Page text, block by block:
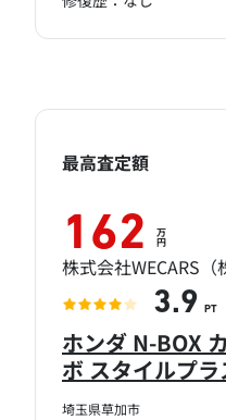
埼玉県草加市
ホンダ N-BOX
ボ スタイルプ
最高査定額
162 万
円
株式会社WECARS
3.9 PT